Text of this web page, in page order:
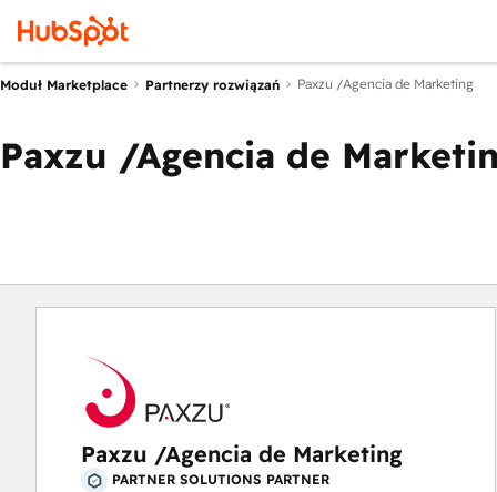
Moduł Marketplace Partnerzy rozwiązań Paxzu /Agencia de Marketing
Paxzu /Agencia de
Paxzu /Agencia de Marketing
PARTNER SOLUTIONS PARTNER